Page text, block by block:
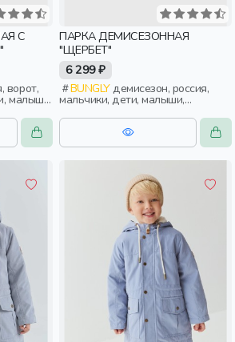
С
малыши,
ПАРКА ДЕМИСЕЗОННАЯ
"ЩЕРБЕТ"
6 299 ₽
BUNGLYдемисезон, россия,
мальчики, дети, малыши,